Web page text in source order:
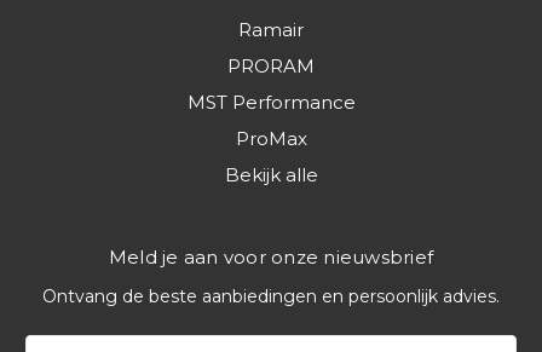
Ramair
PRORAM
MST Performance
ProMax
Bekijk alle
Meld je aan voor onze nieuwsbrief
Ontvang de beste aanbiedingen en persoonlijk advies.